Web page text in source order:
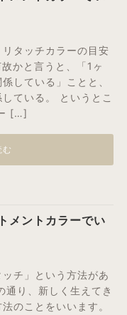
タッチカラーの目安
かと言うと、「1ヶ
している」ことと、
ている。 というとこ
[…]
む
メントカラーでい
チ」という方法があ
通り、新しく生えてき
のことをいいます。